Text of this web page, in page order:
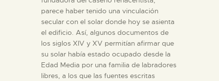
parece haber tenido una vinculación
secular con el solar donde hoy se asienta
el edificio. Así, algunos documentos de
los siglos XIV y XV permitían afirmar que
su solar había estado ocupado desde la
Edad Media por una familia de labradores
libres, a los que las fuentes escritas